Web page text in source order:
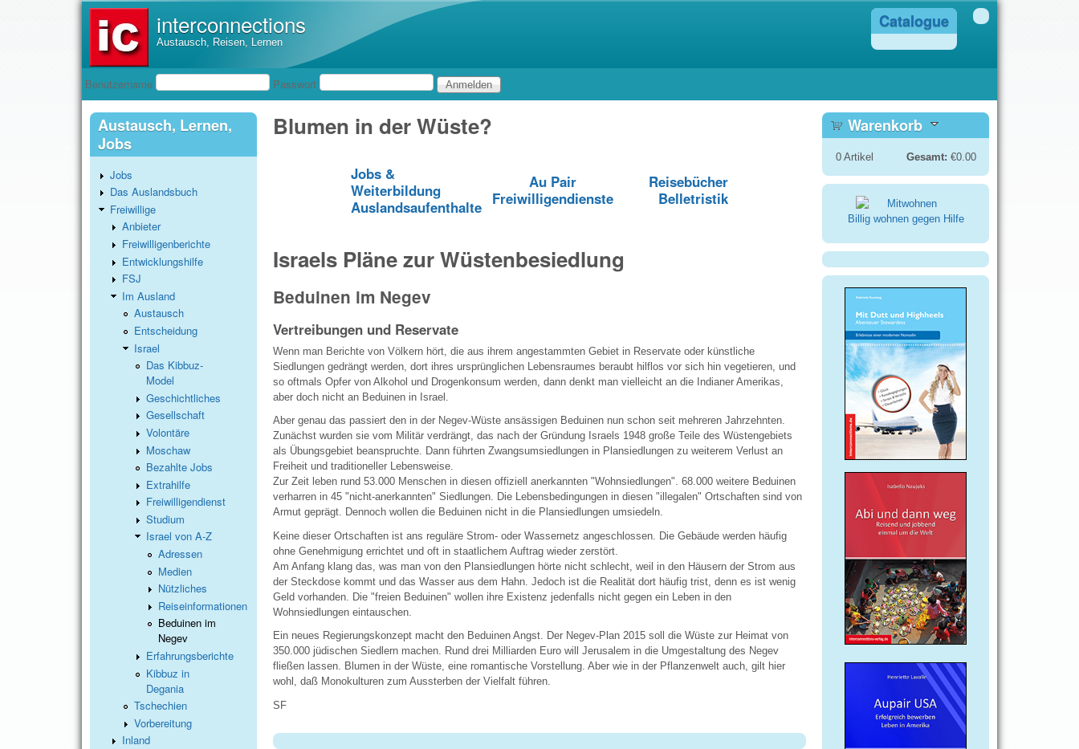
interconnections
Austausch, Reisen, Lernen
Catalogue
Benutzeranmeldung
Benutzername Passwort
Blumen in der Wüste?
Jobs &
Weiterbildung
Auslandsaufenthalte
Au Pair
Freiwilligendienste
Reisebücher
Belletristik
Israels Pläne zur Wüstenbesiedlung
Beduinen im Negev
Vertreibungen und Reservate
Wenn man Berichte von Völkern hört, die aus ihrem angestammten Gebiet in Reservate oder künstliche
Siedlungen gedrängt werden, dort ihres ursprünglichen Lebensraumes beraubt hilflos vor sich hin vegetieren, und
so oftmals Opfer von Alkohol und Drogenkonsum werden, dann denkt man vielleicht an die Indianer Amerikas,
aber doch nicht an Beduinen in Israel.
Aber genau das passiert den in der Negev-Wüste ansässigen Beduinen nun schon seit mehreren Jahrzehnten.
Zunächst wurden sie vom Militär verdrängt, das nach der Gründung Israels 1948 große Teile des Wüstengebiets
als Übungsgebiet beanspruchte. Dann führten Zwangsumsiedlungen in Plansiedlungen zu weiterem Verlust an
Freiheit und traditioneller Lebensweise.
Zur Zeit leben rund 53.000 Menschen in diesen offiziell anerkannten "Wohnsiedlungen". 68.000 weitere Beduinen
verharren in 45 "nicht-anerkannten" Siedlungen. Die Lebensbedingungen in diesen "illegalen" Ortschaften sind von
Armut geprägt. Dennoch wollen die Beduinen nicht in die Plansiedlungen umsiedeln.
Keine dieser Ortschaften ist ans reguläre Strom- oder Wassernetz angeschlossen. Die Gebäude werden häufig
ohne Genehmigung errichtet und oft in staatlichem Auftrag wieder zerstört.
Am Anfang klang das, was man von den Plansiedlungen hörte nicht schlecht, weil in den Häusern der Strom aus
der Steckdose kommt und das Wasser aus dem Hahn. Jedoch ist die Realität dort häufig trist, denn es ist wenig
Geld vorhanden. Die "freien Beduinen" wollen ihre Existenz jedenfalls nicht gegen ein Leben in den
Wohnsiedlungen eintauschen.
Ein neues Regierungskonzept macht den Beduinen Angst. Der Negev-Plan 2015 soll die Wüste zur Heimat von
350.000 jüdischen Siedlern machen. Rund drei Milliarden Euro will Jerusalem in die Umgestaltung des Negev
fließen lassen. Blumen in der Wüste, eine romantische Vorstellung. Aber wie in der Pflanzenwelt auch, gilt hier
wohl, daß Monokulturen zum Aussterben der Vielfalt führen.
SF
Austausch, Lernen,
Jobs
Jobs
Das Auslandsbuch
Freiwillige
Anbieter
Freiwilligenberichte
Entwicklungshilfe
FSJ
Im Ausland
Austausch
Entscheidung
Israel
Das Kibbuz-
Model
Geschichtliches
Gesellschaft
Volontäre
Moschaw
Bezahlte Jobs
Extrahilfe
Freiwilligendienst
Studium
Israel von A-Z
Adressen
Medien
Nützliches
Reiseinformationen
Beduinen im
Negev
Erfahrungsberichte
Kibbuz in
Degania
Tschechien
Vorbereitung
Inland
Warenkorb
0Artikel Gesamt: €0.00
Billig wohnen gegen Hilfe